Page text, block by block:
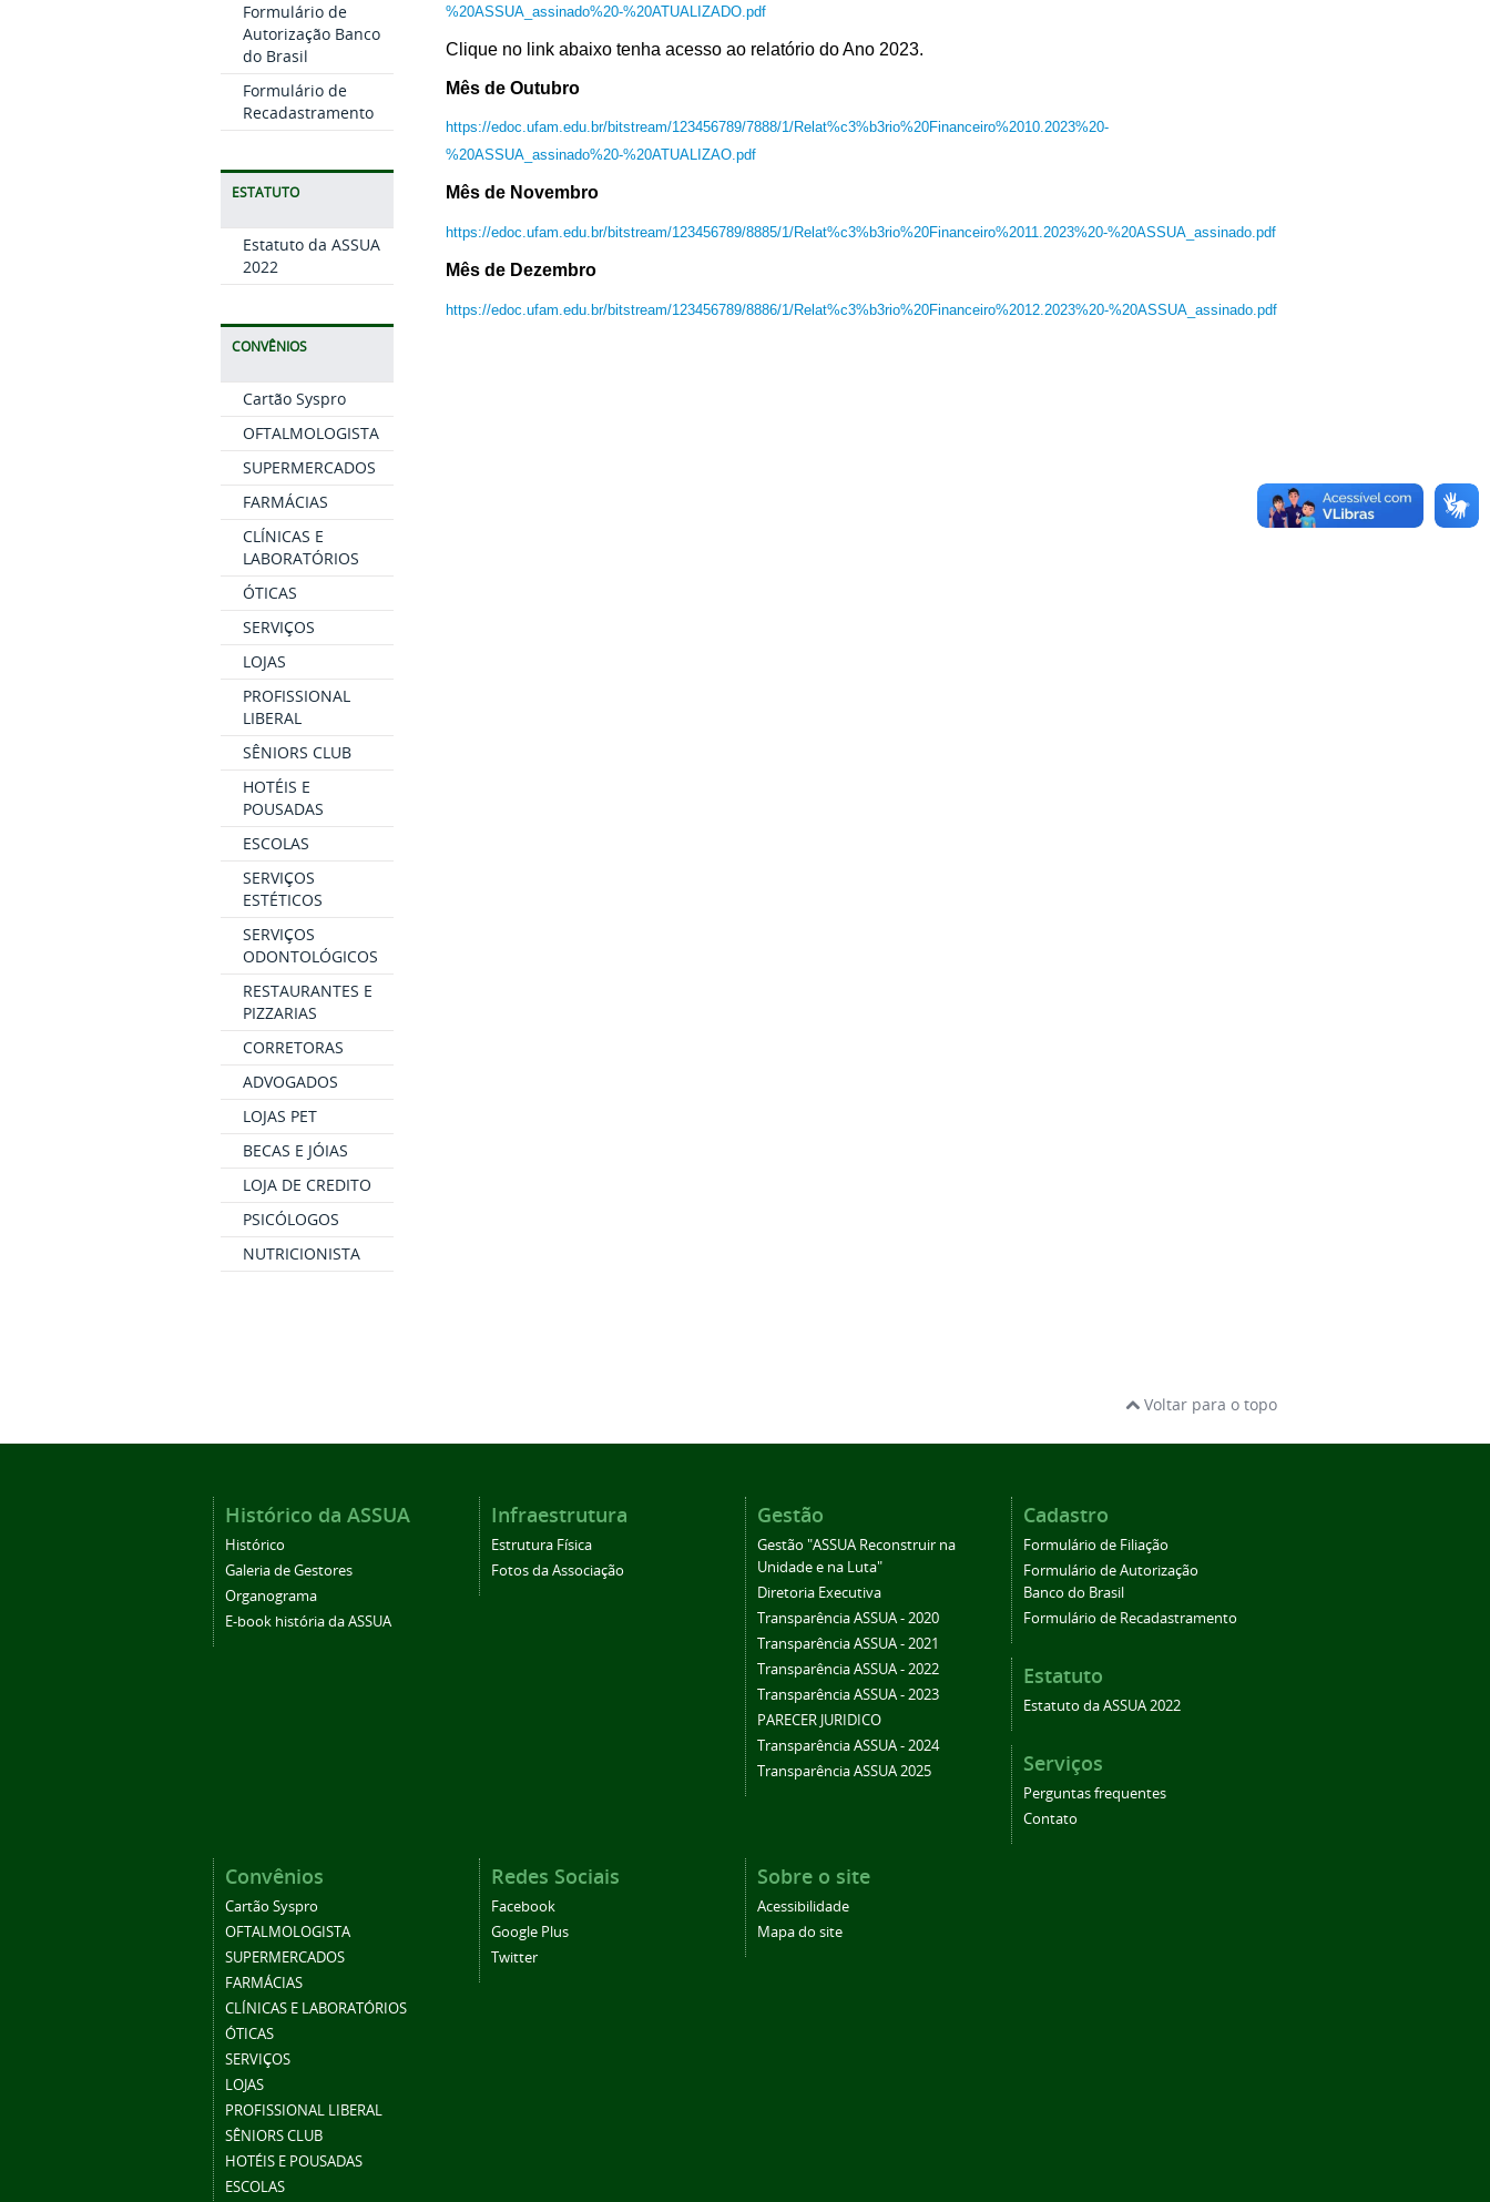
Formulário de
Autorização Banco
do Brasil
Formulário de
Recadastramento
ESTATUTO
Estatuto da ASSUA
2022
CONVÊNIOS
Cartão Syspro
OFTALMOLOGISTA
SUPERMERCADOS
FARMÁCIAS
CLÍNICAS E
LABORATÓRIOS
ÓTICAS
SERVIÇOS
LOJAS
PROFISSIONAL
LIBERAL
SÊNIORS CLUB
HOTÉIS E
POUSADAS
ESCOLAS
SERVIÇOS
ESTÉTICOS
SERVIÇOS
ODONTOLÓGICOS
RESTAURANTES E
PIZZARIAS
CORRETORAS
ADVOGADOS
LOJAS PET
BECAS E JÓIAS
LOJA DE CREDITO
PSICÓLOGOS
NUTRICIONISTA
%20ASSUA_assinado%20-%20ATUALIZADO.pdf
Clique no link abaixo tenha acesso ao relatório do Ano 2023.
Mês de Outubro
https://edoc.ufam.edu.br/bitstream/123456789/7888/1/Relat%c3%b3rio%20Financeiro%2010.2023%20-
%20ASSUA_assinado%20-%20ATUALIZAO.pdf
Mês de Novembro
https://edoc.ufam.edu.br/bitstream/123456789/8885/1/Relat%c3%b3rio%20Financeiro%2011.2023%20-%20ASSUA_assinado.pdf
Mês de Dezembro
https://edoc.ufam.edu.br/bitstream/123456789/8886/1/Relat%c3%b3rio%20Financeiro%2012.2023%20-%20ASSUA_assinado.pdf
Voltar para o topo
Histórico da ASSUA
Histórico
Galeria de Gestores
Organograma
E-book história da ASSUA
Infraestrutura
Estrutura Física
Fotos da Associação
Gestão
Gestão "ASSUA Reconstruir na
Unidade e na Luta"
Diretoria Executiva
Transparência ASSUA - 2020
Transparência ASSUA - 2021
Transparência ASSUA - 2022
Transparência ASSUA - 2023
PARECER JURIDICO
Transparência ASSUA - 2024
Transparência ASSUA 2025
Cadastro
Formulário de Filiação
Formulário de Autorização
Banco do Brasil
Formulário de Recadastramento
Estatuto
Estatuto da ASSUA 2022
Serviços
Perguntas frequentes
Contato
Convênios
Cartão Syspro
OFTALMOLOGISTA
SUPERMERCADOS
FARMÁCIAS
CLÍNICAS E LABORATÓRIOS
ÓTICAS
SERVIÇOS
LOJAS
PROFISSIONAL LIBERAL
SÊNIORS CLUB
HOTÉIS E POUSADAS
ESCOLAS
Redes Sociais
Facebook
Google Plus
Twitter
Sobre o site
Acessibilidade
Mapa do site